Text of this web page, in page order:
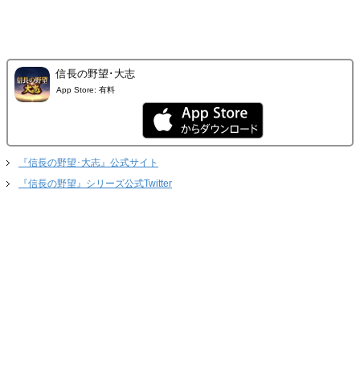
信長の野望･大志
App Store: 有料
『信長の野望･大志』公式サイト
『信長の野望』シリーズ公式Twitter